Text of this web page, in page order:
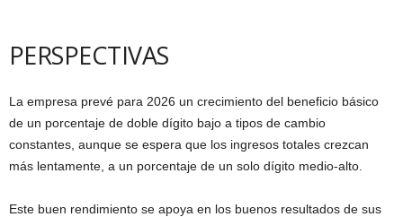
PERSPECTIVAS
La empresa prevé para 2026 un crecimiento del beneficio básico
de un porcentaje de doble dígito bajo a tipos de cambio
constantes, aunque se espera que los ingresos totales crezcan
más lentamente, a un porcentaje de un solo dígito medio-alto.
Este buen rendimiento se apoya en los buenos resultados de sus